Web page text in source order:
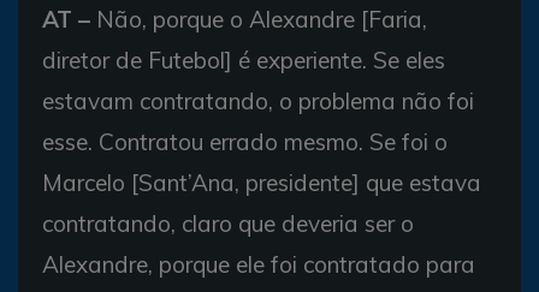
AT – Não, porque o Alexandre [Faria,
diretor de Futebol] é experiente. Se eles
estavam contratando, o problema não foi
esse. Contratou errado mesmo. Se foi o
Marcelo [Sant’Ana, presidente] que estava
contratando, claro que deveria ser o
Alexandre, porque ele foi contratado para